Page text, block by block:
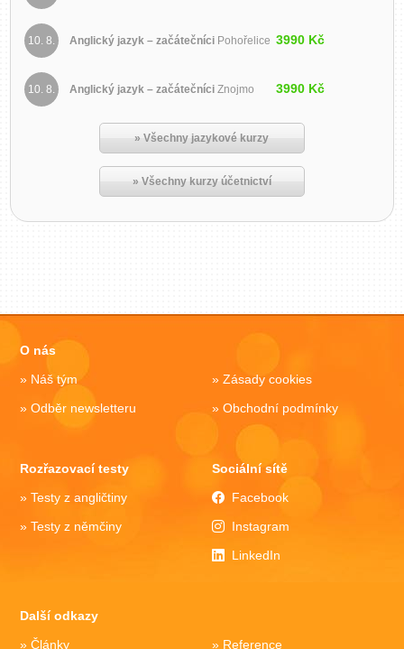
10. 8. Anglický jazyk – začátečníci Pohořelice 3990 Kč
10. 8. Anglický jazyk – začátečníciZnojmo 3990 Kč
» Všechny jazykové kurzy
» Všechny kurzy účetnictví
O nás
Náš tým
Odběr newsletteru
Zásady cookies
Obchodní podmínky
Rozřazovací testy
Testy z angličtiny
Testy z němčiny
Sociální sítě
Facebook
Instagram
LinkedIn
Další odkazy
Články
Reference